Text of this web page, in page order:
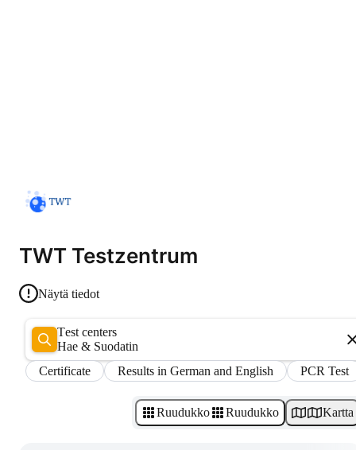
TWT Testzentrum
Näytä tiedot
Test centers
Hae & Suodatin
Certificate
Results in German and English PCR Test
Ruudukko Ruudukko Kartta